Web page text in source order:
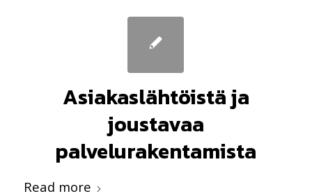
Asiakaslähtöistä ja
joustavaa
palvelurakentamista
Read more